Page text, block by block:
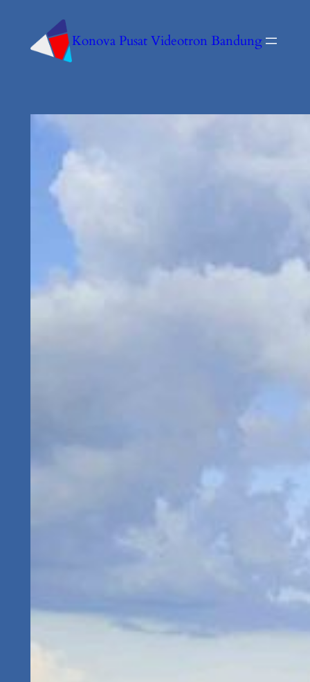
Konova Pusat Videotron Bandung